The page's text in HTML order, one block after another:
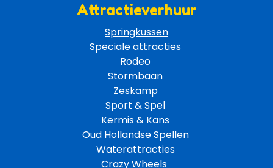
Attractieverhuur
Springkussen
Speciale attracties
Rodeo
Stormbaan
Zeskamp
Sport & Spel
Kermis & Kans
Oud Hollandse Spellen
Waterattracties
Crazy Wheels